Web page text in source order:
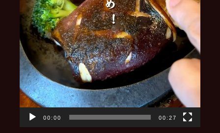
00:00 00:27